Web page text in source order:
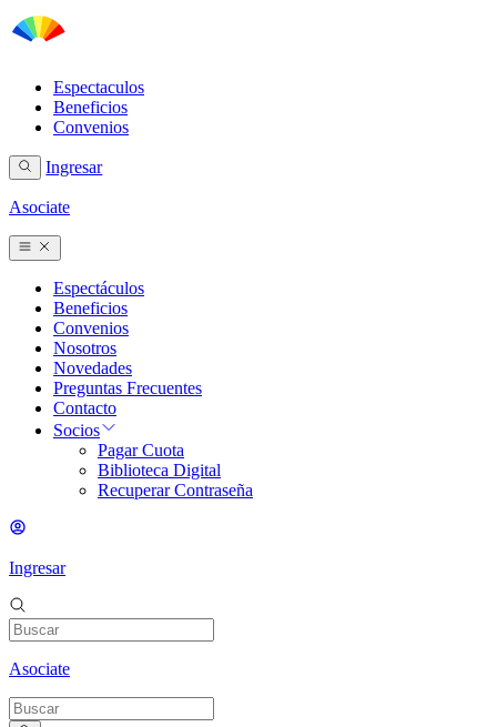
Espectaculos
Beneficios
Convenios
Ingresar
Asociate
Espectáculos
Beneficios
Convenios
Nosotros
Novedades
Preguntas Frecuentes
Contacto
Socios
Pagar Cuota
Biblioteca Digital
Recuperar Contraseña
Ingresar
Asociate